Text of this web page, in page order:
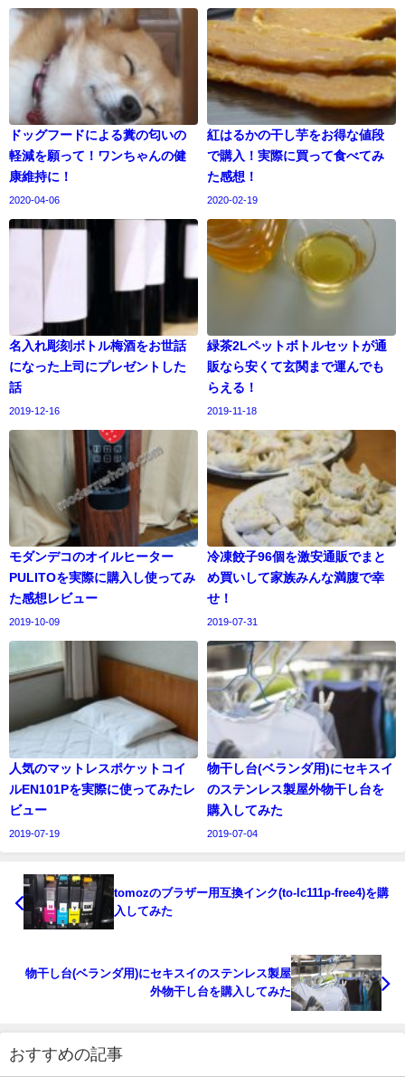
ドッグフードによる糞の匂いの
軽減を願って！ワンちゃんの健
康維持に！
2020-04-06
紅はるかの干し芋をお得な値段
で購入！実際に買って食べてみ
た感想！
2020-02-19
名入れ彫刻ボトル梅酒をお世話
になった上司にプレゼントした
話
2019-12-16
緑茶2Lペットボトルセットが通
販なら安くて玄関まで運んでも
らえる！
2019-11-18
モダンデコのオイルヒーター
PULITOを実際に購入し使ってみ
た感想レビュー
2019-10-09
冷凍餃子96個を激安通販でまと
め買いして家族みんな満腹で幸
せ！
2019-07-31
人気のマットレスポケットコイ
ルEN101Pを実際に使ってみたレ
ビュー
2019-07-19
物干し台(ベランダ用)にセキスイ
のステンレス製屋外物干し台を
購入してみた
2019-07-04
tomozのブラザー用互換インク(to-lc111p-free4)を購
入してみた
物干し台(ベランダ用)にセキスイのステンレス製屋
外物干し台を購入してみた
おすすめの記事